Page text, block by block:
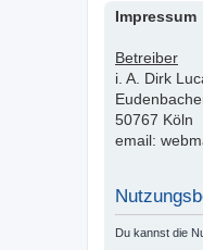
Impressum
Betreiber
i. A. Dirk
50767 Köln
email:
Du kannst die